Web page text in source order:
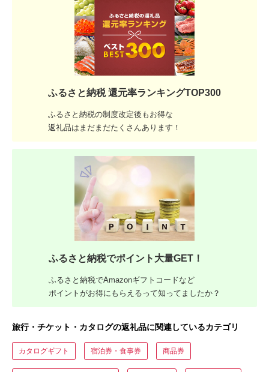
ふるさと納税 還元率ランキングTOP300
ふるさと納税の制度改定後もお得な
返礼品はまだまだたくさんあります！
ふるさと納税でポイント大量GET！
ふるさと納税でAmazonギフトコードなど
ポイントがお得にもらえるって知ってましたか？
旅行・チケット・カタログの返礼品に関連しているカテゴリ
カタログギフト 宿泊券・食事券 商品券